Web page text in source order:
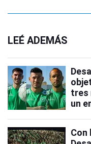
LEÉ ADEMÁS
tres
un
Con